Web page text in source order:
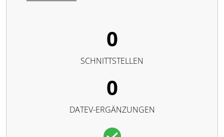
0
SCHNITTSTELLEN
0
DATEV-ERGÄNZUNGEN